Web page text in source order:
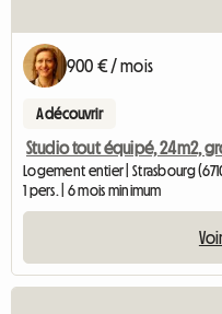
900 € / mois
A découvrir
Studio tout équipé, 24m2,
Logement entier | Strasbourg
1 pers. | 6 mois minimum